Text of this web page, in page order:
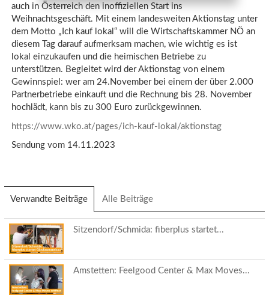
auch in Österreich den inoffiziellen Start ins
Weihnachtsgeschäft. Mit einem landesweiten Aktionstag unter
dem Motto „Ich kauf lokal“ will die Wirtschaftskammer NÖ an
diesem Tag darauf aufmerksam machen, wie wichtig es ist
lokal einzukaufen und die heimischen Betriebe zu
unterstützen. Begleitet wird der Aktionstag von einem
Gewinnspiel: wer am 24.November bei einem der über 2.000
Partnerbetriebe einkauft und die Rechnung bis 28. November
hochlädt, kann bis zu 300 Euro zurückgewinnen.
https://www.wko.at/pages/ich-kauf-lokal/aktionstag
Sendung vom 14.11.2023
Verwandte Beiträge (aktiver
Reiter)
Alle Beiträge
Sitzendorf/Schmida: fiberplus startet...
Amstetten: Feelgood Center & Max Moves...